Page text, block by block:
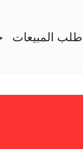
طلب المبيعات